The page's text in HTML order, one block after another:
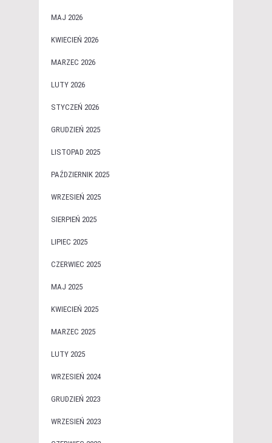
MAJ 2026
KWIECIEŃ 2026
MARZEC 2026
LUTY 2026
STYCZEŃ 2026
GRUDZIEŃ 2025
LISTOPAD 2025
PAŹDZIERNIK 2025
WRZESIEŃ 2025
SIERPIEŃ 2025
LIPIEC 2025
CZERWIEC 2025
MAJ 2025
KWIECIEŃ 2025
MARZEC 2025
LUTY 2025
WRZESIEŃ 2024
GRUDZIEŃ 2023
WRZESIEŃ 2023